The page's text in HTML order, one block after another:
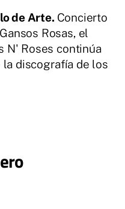
de Arte. Concierto
Rosas, el
N' Roses continúa
discografía de los